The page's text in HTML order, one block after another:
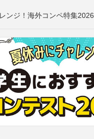
ンジ！海外コンペ特集2026